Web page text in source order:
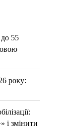
до 55
року:
і змінити